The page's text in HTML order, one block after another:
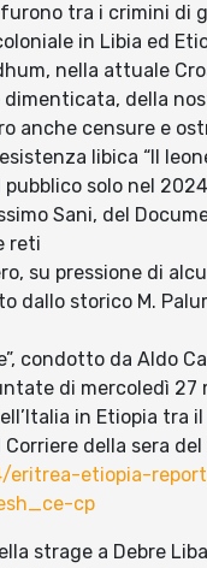
furono tra i crimini
in Libia ed
nella attuale
dimenticata, della
anche censure e
libica “Il
solo nel
Sani, del
reti
su pressione di
dallo storico M.
condotto da Aldo
di mercoledì
in Etiopia tra
della sera del
etiopia-
cp
strage a Debre